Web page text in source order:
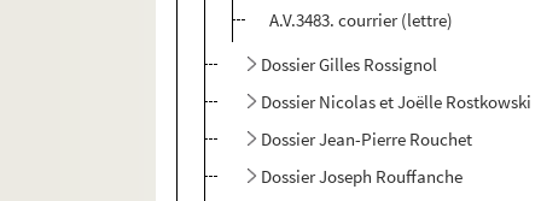
A.V.3483. courrier (lettre)
Dossier Gilles Rossignol
Dossier Nicolas et Joëlle Rostkowski
Dossier Jean-Pierre Rouchet
Dossier Joseph Rouffanche